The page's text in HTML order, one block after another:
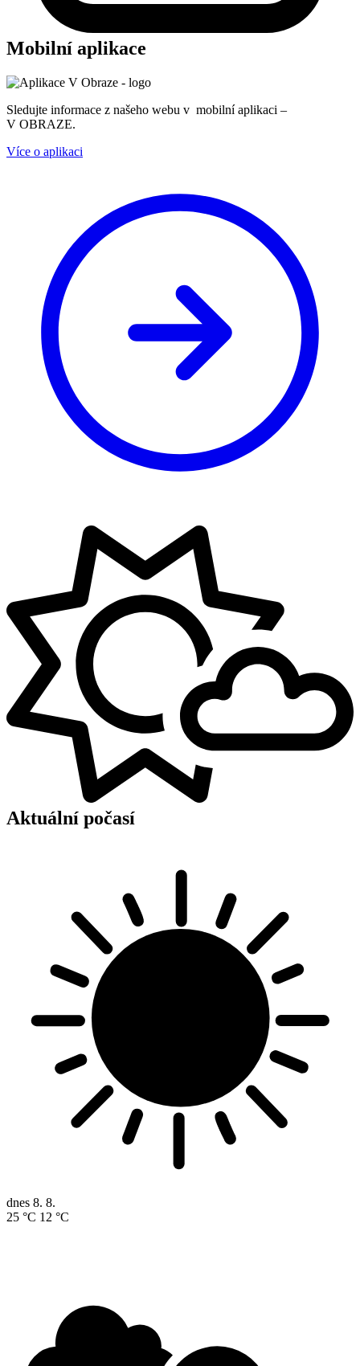
Mobilní aplikace
Sledujte informace z našeho webu v mobilní aplikaci –
V OBRAZE.
Více o aplikaci
Aktuální počasí
dnes 8. 8.
25 °C 12 °C